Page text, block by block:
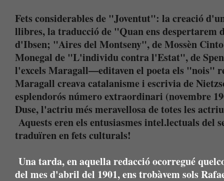
Fets considerables de "Joventut": la creació
llibres, la traducció de "Quan ens
d'Ibsen; "Aires del Montseny", de Mossèn
Monegal de "L'individu contra l'Estat", de
l'excels Maragall—editaven el poeta els "nois"
Maragall creava catalanisme i escrivia de
esplendorós número extraordinari (novembre
Duse, l'actriu més meravellosa de totes les
Aquests eren els entusiasmes intel.lectuals del
traduïren en fets culturals!
Una tarda, en aquella redacció ocorregué
del mes d'abril del 1901, ens trobàvem sols